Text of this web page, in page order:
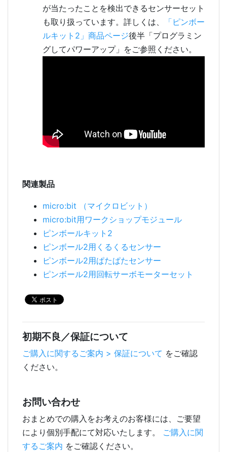
が当たったことを検出できるセンサーセット
も取り扱っています。詳しくは、
「ピンボー
ルキット2」商品ページ後半「プログラミン
グしてパワーアップ」をご参照ください。
関連製品
micro:bit （マイクロビット）
micro:bit用ワークショップモジュール
ピンボールキット2
ピンボール2用くるくるセンサー
ピンボール2用ぱたぱたセンサー
ピンボール2用回転サーボモーターセット
初期不良／保証について
ご購入に関するご案内 > 保証について をご確認
ください。
お問い合わせ
おまとめでの購入をお考えのお客様には、ご要望
により個別手配にて対応いたします。 ご購入に関
するご案内 をご確認ください。